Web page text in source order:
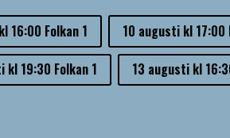
16:00 Folkan 1 10 augusti kl 17:00
kl 19:30 Folkan 1 13 augusti kl